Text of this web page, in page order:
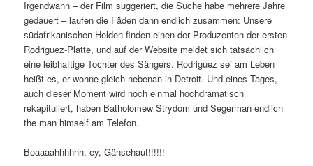
Irgendwann – der Film suggeriert, die Suche habe mehrere Jahre
gedauert – laufen die Fäden dann endlich zusammen: Unsere
südafrikanischen Helden finden einen der Produzenten der ersten
Rodriguez-Platte, und auf der Website meldet sich tatsächlich
eine leibhaftige Tochter des Sängers. Rodriguez sei am Leben
heißt es, er wohne gleich nebenan in Detroit. Und eines Tages,
auch dieser Moment wird noch einmal hochdramatisch
rekapituliert, haben Batholomew Strydom und Segerman endlich
the man himself am Telefon.
Boaaaahhhhhh, ey, Gänsehaut!!!!!!